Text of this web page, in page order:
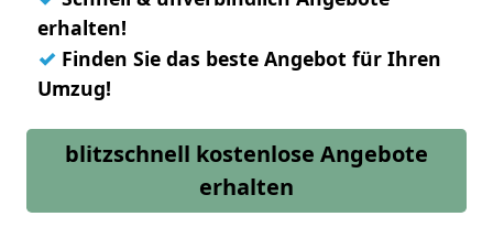
erhalten!
✓ Finden Sie das beste Angebot für Ihren
Umzug!
blitzschnell kostenlose Angebote
erhalten